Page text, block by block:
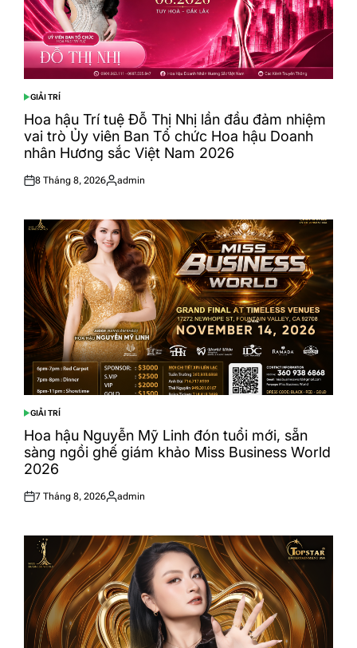
POSTED
IN
GIẢI TRÍ
Hoa hậu Trí tuệ Đỗ Thị Nhị lần đầu đảm nhiệm
vai trò Ủy viên Ban Tổ chức Hoa hậu Doanh
nhân Hương sắc Việt Nam 2026
Posted
8 Tháng 8, 2026
Posted
admin
POSTED
IN
GIẢI TRÍ
Hoa hậu Nguyễn Mỹ Linh đón tuổi mới, sẵn
sàng ngồi ghế giám khảo Miss Business World
2026
Posted
7 Tháng 8, 2026
Posted
admin